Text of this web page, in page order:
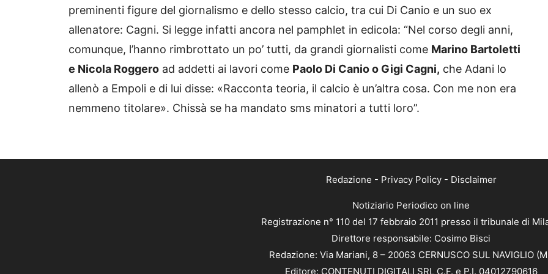
preminenti figure del giornalismo e dello stesso calcio, tra cui Di Canio e un suo ex
allenatore: Cagni. Si legge infatti ancora nel pamphlet in edicola: “Nel corso degli anni,
comunque, l’hanno rimbrottato un po’ tutti, da grandi giornalisti come Marino Bartoletti
e Nicola Roggero ad addetti ai lavori come Paolo Di Canio o Gigi Cagni, che Adani lo
allenò a Empoli e di lui disse: «Racconta teoria, il calcio è un’altra cosa. Con me non era
nemmeno titolare». Chissà se ha mandato sms minatori a tutti loro”.
Redazione - Privacy Policy- Disclaimer
Notiziario Periodico on line
Registrazione n° 110 del 17 febbraio 2011 presso il tribunale di
Direttore responsabile: Cosimo Bisci
Redazione: Via Mariani, 8 – 20063 CERNUSCO SUL NAVIGLIO
Editore: CONTENUTI DIGITALI SRL C.F. e P.I. 04012790616